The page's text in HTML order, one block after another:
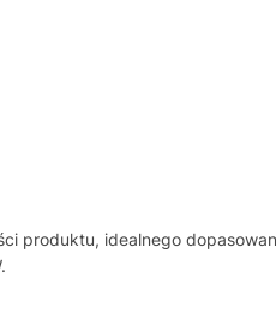
produktu, idealnego